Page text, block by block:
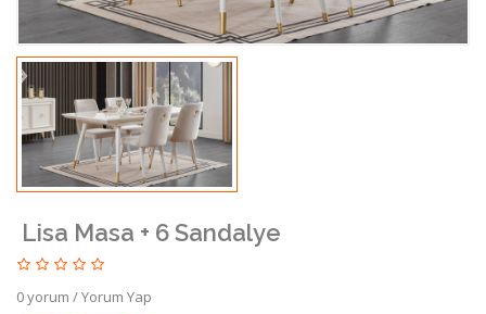
Lisa Masa + 6 Sandalye
0 yorum /Yorum Yap